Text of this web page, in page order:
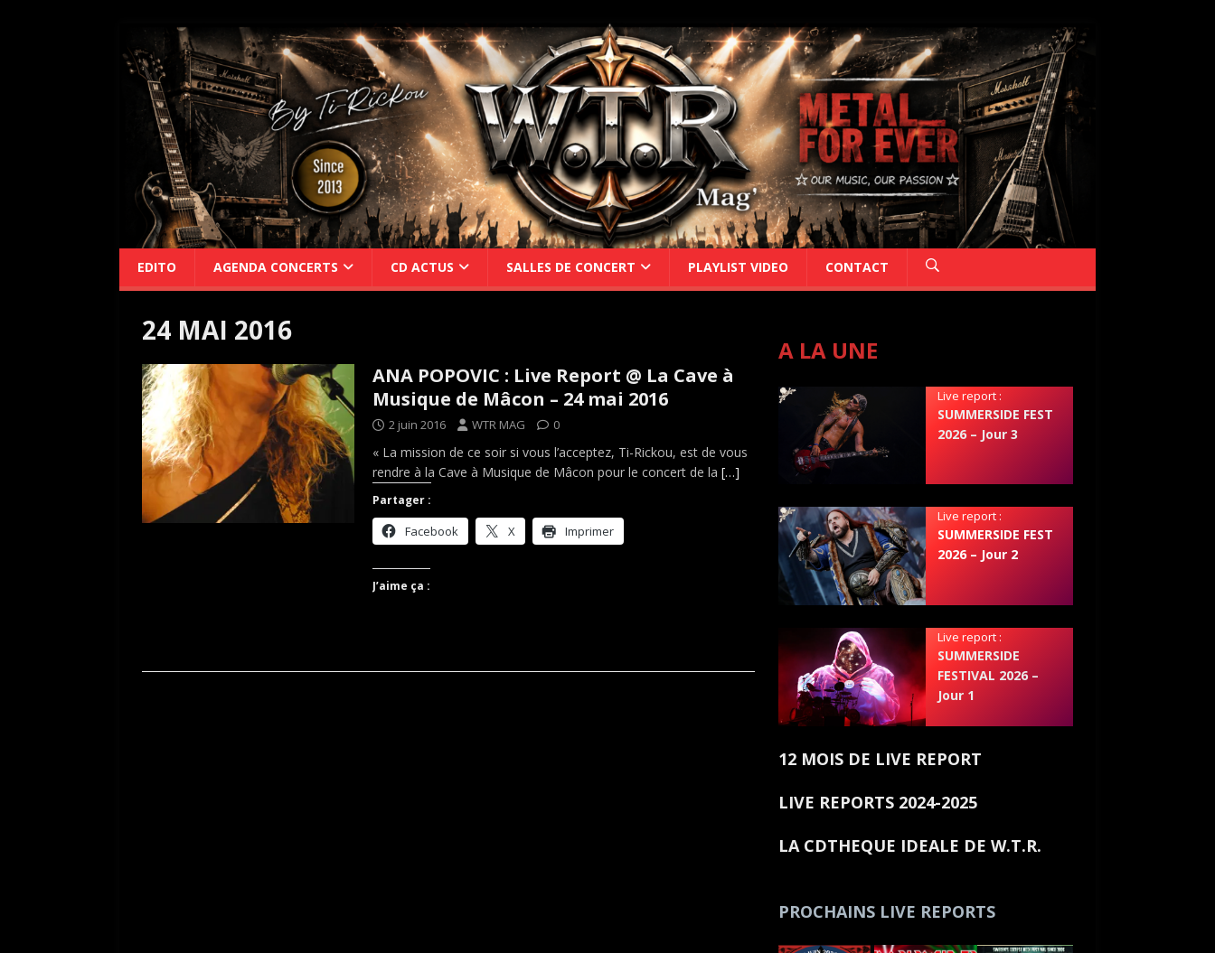
EDITO AGENDA CONCERTS CD ACTUS SALLES DE CONCERT PLAYLIST VIDEO CONTACT
24 MAI 2016
ANA POPOVIC : Live Report @ La Cave à
Musique de Mâcon – 24 mai 2016
2 juin 2016 WTR MAG 0
« La mission de ce soir si vous l’acceptez, Ti-Rickou, est de vous
rendre à la Cave à Musique de Mâcon pour le concert de la […]
Partager :
Facebook X Imprimer
J’aime ça :
A LA UNE
Live report :
SUMMERSIDE FEST
2026 – Jour 3
Live report :
SUMMERSIDE FEST
2026 – Jour 2
Live report :
SUMMERSIDE
FESTIVAL 2026 –
Jour 1
12 MOIS DE LIVE REPORT
LIVE REPORTS 2024-2025
LA CDTHEQUE IDEALE DE W.T.R.
PROCHAINS LIVE REPORTS